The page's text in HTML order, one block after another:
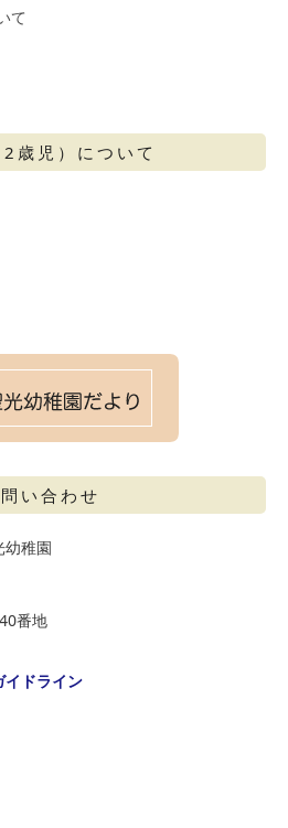
て
歳児）について
い合わせ
幼稚園
番地
イドライン